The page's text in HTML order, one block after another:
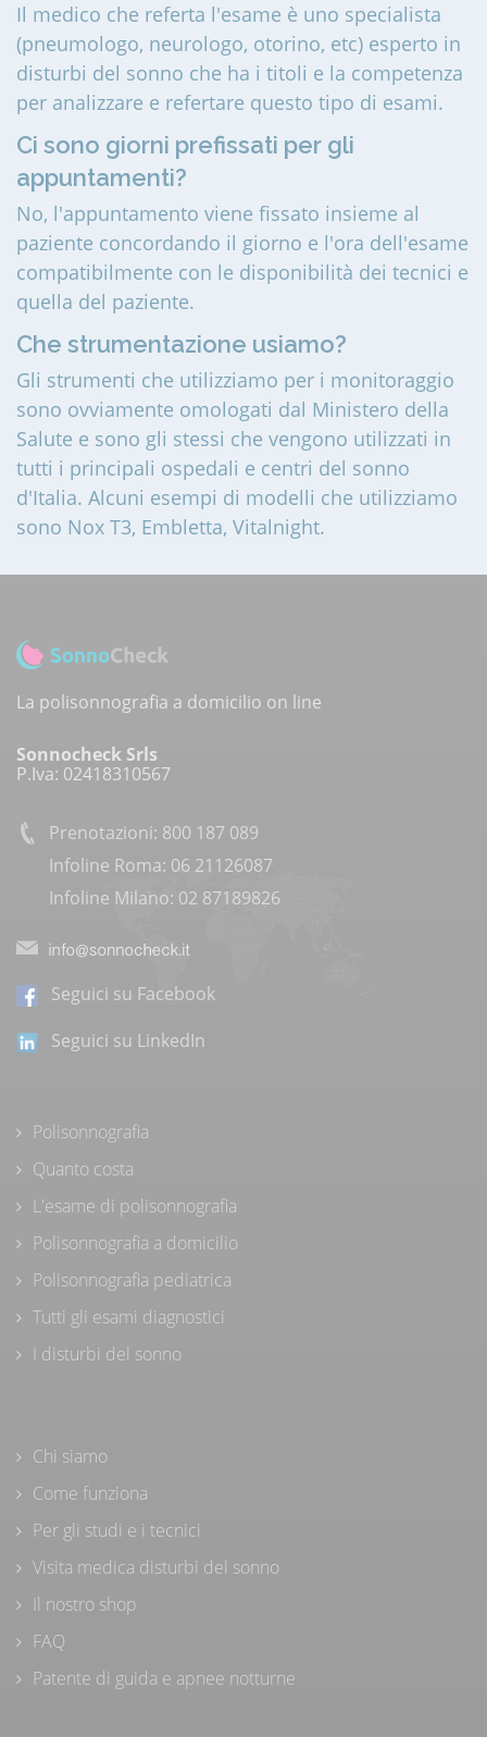
Il medico che referta l'esame è uno specialista
(pneumologo, neurologo, otorino, etc) esperto in
disturbi del sonno che ha i titoli e la competenza
per analizzare e refertare questo tipo di esami.
Ci sono giorni prefissati per gli
appuntamenti?
No, l'appuntamento viene fissato insieme al
paziente concordando il giorno e l'ora dell'esame
compatibilmente con le disponibilità dei tecnici e
quella del paziente.
Che strumentazione usiamo?
Gli strumenti che utilizziamo per i monitoraggio
sono ovviamente omologati dal Ministero della
Salute e sono gli stessi che vengono utilizzati in
tutti i principali ospedali e centri del sonno
d'Italia. Alcuni esempi di modelli che utilizziamo
sono Nox T3, Embletta, Vitalnight.
La polisonnografia a domicilio on line
Sonnocheck Srls
P.Iva: 02418310567
Prenotazioni: 800 187 089
Infoline Roma: 06 21126087
Infoline Milano: 02 87189826
Seguici su Facebook
Seguici su LinkedIn
Polisonnografia
Quanto costa
L'esame di polisonnografia
Polisonnografia a domicilio
Polisonnografia pediatrica
Tutti gli esami diagnostici
I disturbi del sonno
Chi siamo
Come funziona
Per gli studi e i tecnici
Visita medica disturbi del sonno
Il nostro shop
FAQ
Patente di guida e apnee notturne